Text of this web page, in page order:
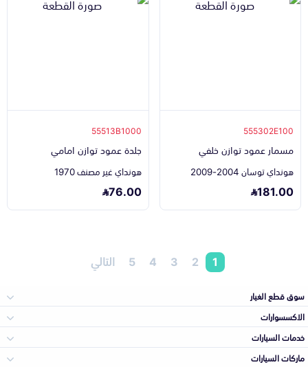
555302E100
مسمار عمود توازن خلفي
هونداي توسان 2004-2009
181.00
55513B1000
جلدة عمود توازن امامي
هونداي غير مصنف 1970
76.00
1
2
3
4
5 التالي
سوق قطع الغيار
الصدامات و الشبوك
الاكسسوارات
خدمات السيارات
ماركات السيارات